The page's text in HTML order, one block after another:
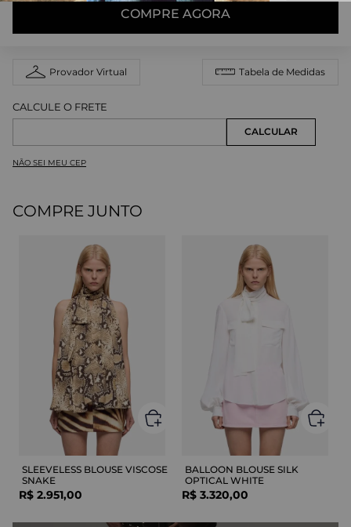
COMPRE AGORA
Provador Virtual Tabela de Medidas
NÃO SEI MEU CEP
COMPRE JUNTO
SLEEVELESS BLOUSE VISCOSE
SNAKE
R$ 2.951,00
BALLOON BLOUSE SILK
OPTICAL WHITE
R$ 3.320,00